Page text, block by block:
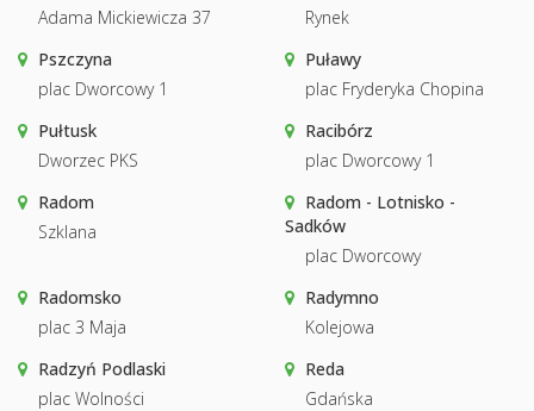
Adama Mickiewicza 37
Rynek
Pszczyna
plac Dworcowy 1
Puławy
plac Fryderyka Chopina
Pułtusk
Dworzec PKS
Racibórz
plac Dworcowy 1
Radom
Szklana
Radom - Lotnisko -
Sadków
plac Dworcowy
Radomsko
plac 3 Maja
Radymno
Kolejowa
Radzyń Podlaski
plac Wolności
Reda
Gdańska